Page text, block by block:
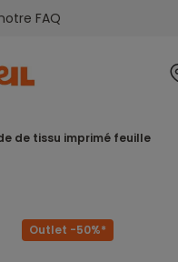
FAQ
de tissu imprimé feuille
Outlet -50%*